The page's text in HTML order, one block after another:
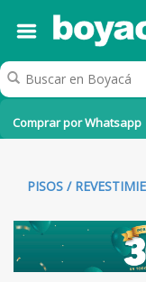
Comprar por Whatsapp
PISOS /